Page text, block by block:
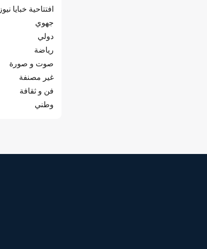
افتتاحية خبايا نيوز
جهوي
دولي
رياضة
صوت و صورة
غير مصنفة
فن و ثقافة
وطني